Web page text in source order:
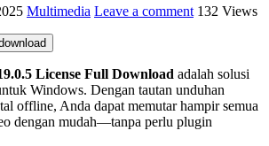
Multimedia Leave a comment 132 Views
License Full Download adalah solusi
Windows. Dengan tautan unduhan
offline, Anda dapat memutar hampir semua
dengan mudah—tanpa perlu plugin